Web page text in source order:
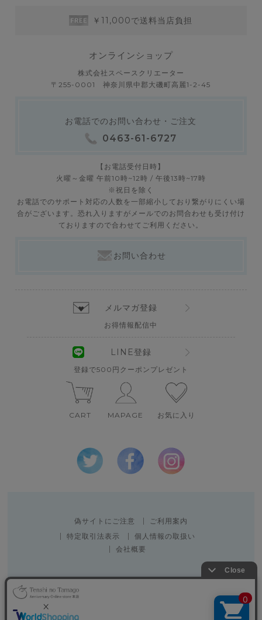
￥11,000で送料当店負担
オンラインショップ
株式会社スペースクリエーター
〒255-0001 神奈川県中郡大磯町高麗1-2-45
お電話でのお問い合わせ・ご注文
0463-61-6727
【お電話受付日時】
火曜～金曜 午前10時~12時 / 午後13時~17時
※祝日を除く
お電話でのサポート対応の人数を一部縮小しており繋がりにくい場
合がございます。恐れ入りますがメールでのお問合わせも受け付け
ておりますので合わせてご利用ください。
お問い合わせ
メルマガ登録
お得情報配信中
LINE登録
登録で500円クーポンプレゼント
CART MAPAGE お気に入り
偽サイトにご注意
ご利用案内
特定取引法表示
個人情報の取扱い
会社概要
Copyright 2010 SPACE CREATOR CO.,LTD.